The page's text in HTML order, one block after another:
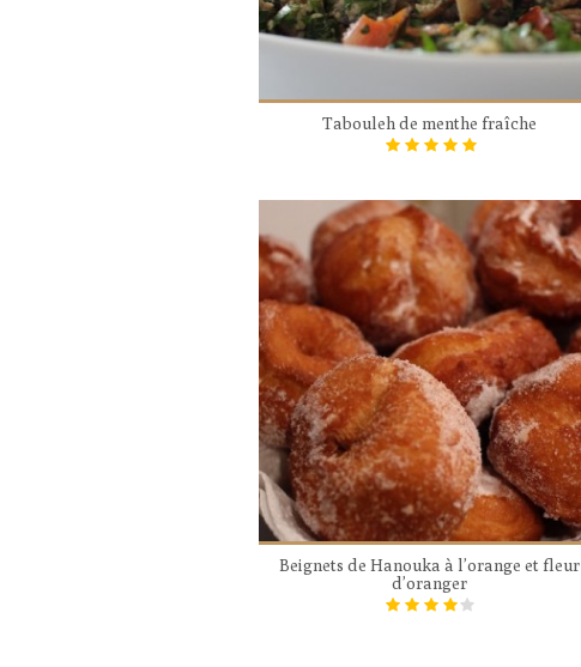
Tabouleh de menthe fraîche
Beignets de Hanouka à l’orange et fleur
d’oranger